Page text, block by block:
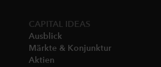
CAPITAL IDEAS
Ausblick
Märkte & Konjunktur
Aktien